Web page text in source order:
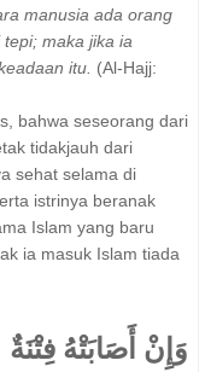
manusia ada orang
maka jika ia
itu. (Al-Hajj:
bahwa seseorang dari
tidakjauh dari
sehat selama di
istrinya beranak
Islam yang baru
ia masuk Islam tiada
وَإِنْ أَصَابَتْهُ فِتْنَةٌ